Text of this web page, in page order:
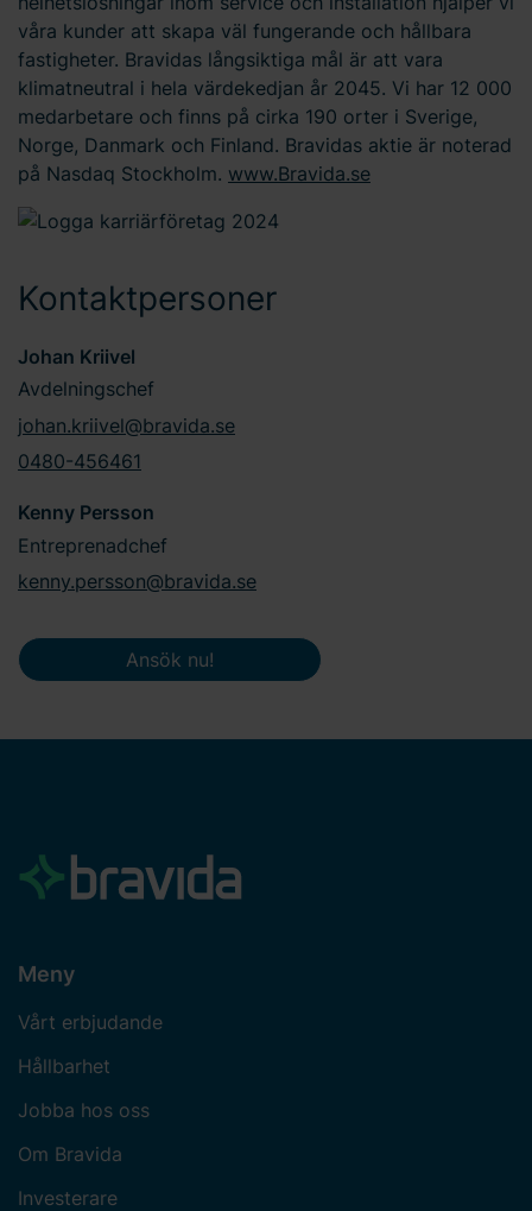
våra kunder att skapa väl fungerande och hållbara
fastigheter. Bravidas långsiktiga mål är att vara
klimatneutral i hela värdekedjan år 2045. Vi har 12 000
medarbetare och finns på cirka 190 orter i Sverige,
Norge, Danmark och Finland. Bravidas aktie är noterad
på Nasdaq Stockholm. www.Bravida.se
Kontaktpersoner
Johan Kriivel
Avdelningschef
johan.kriivel@bravida.se
0480-456461
Kenny Persson
Entreprenadchef
kenny.persson@bravida.se
Ansök nu!
Meny
Vårt erbjudande
Hållbarhet
Jobba hos oss
Om Bravida
Investerare